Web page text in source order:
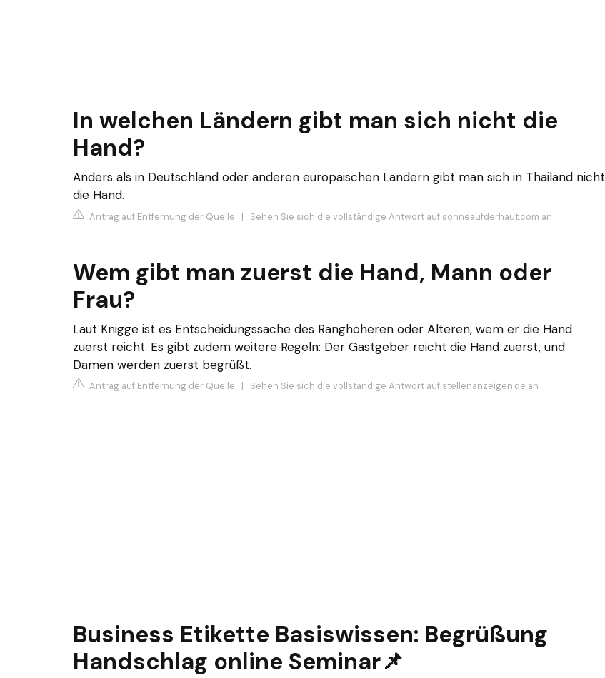
In welchen Ländern gibt man sich nicht die
Hand?
Anders als in Deutschland oder anderen europäischen Ländern gibt man sich in Thailand nicht
die Hand.
Antrag auf Entfernung der Quelle | Sehen Sie sich die vollständige Antwort auf sonneaufderhaut.com an
Wem gibt man zuerst die Hand, Mann oder
Frau?
Laut Knigge ist es Entscheidungssache des Ranghöheren oder Älteren, wem er die Hand
zuerst reicht. Es gibt zudem weitere Regeln: Der Gastgeber reicht die Hand zuerst, und
Damen werden zuerst begrüßt.
Antrag auf Entfernung der Quelle | Sehen Sie sich die vollständige Antwort auf stellenanzeigen.de an
Business Etikette Basiswissen: Begrüßung
Handschlag online Seminar📌